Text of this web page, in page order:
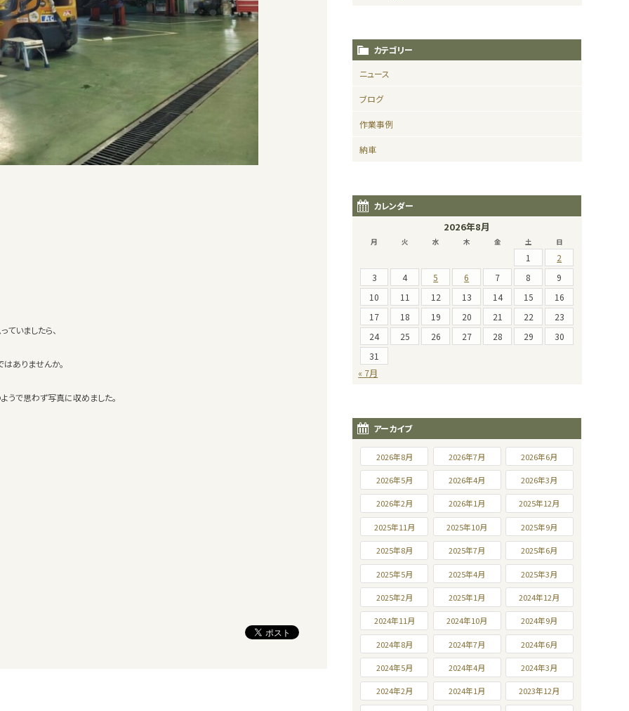
いましたら、
はありませんか。
うで思わず写真に収めました。
カテゴリー
ニュース
ブログ
作業事例
納車
カレンダー
2026年8月
月 火 水 木 金 土 日
1
2
3
4 5 6 7 8
9
10
11 12 13 14 15
16
17
18 19 20 21 22
23
24
25 26 27 28 29
30
31
« 7月
アーカイブ
2026年8月 2026年7月 2026年6月
2026年5月 2026年4月 2026年3月
2026年2月 2026年1月 2025年12月
2025年11月 2025年10月 2025年9月
2025年8月 2025年7月 2025年6月
2025年5月 2025年4月 2025年3月
2025年2月 2025年1月 2024年12月
2024年11月 2024年10月 2024年9月
2024年8月 2024年7月 2024年6月
2024年5月 2024年4月 2024年3月
2024年2月 2024年1月 2023年12月